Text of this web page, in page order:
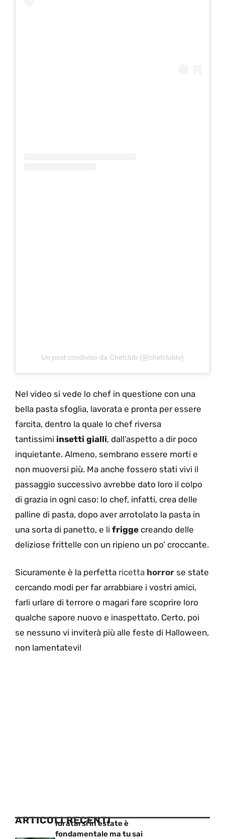
Un post condiviso da Chefclub (@chefclubtv)
Nel video si vede lo chef in questione con una
bella pasta sfoglia, lavorata e pronta per essere
farcita, dentro la quale lo chef riversa
tantissimi insetti gialli, dall’aspetto a dir poco
inquietante. Almeno, sembrano essere morti e
non muoversi più. Ma anche fossero stati vivi il
passaggio successivo avrebbe dato loro il colpo
di grazia in ogni caso: lo chef, infatti, crea delle
palline di pasta, dopo aver arrotolato la pasta in
una sorta di panetto, e li frigge creando delle
deliziose frittelle con un ripieno un po’ croccante.
Sicuramente è la perfetta ricetta horror se state
cercando modi per far arrabbiare i vostri amici,
farli urlare di terrore o magari fare scoprire loro
qualche sapore nuovo e inaspettato. Certo, poi
se nessuno vi inviterà più alle feste di Halloween,
non lamentatevi!
ARTICOLI RECENTI
Idratarsi in estate è
fondamentale ma tu sai